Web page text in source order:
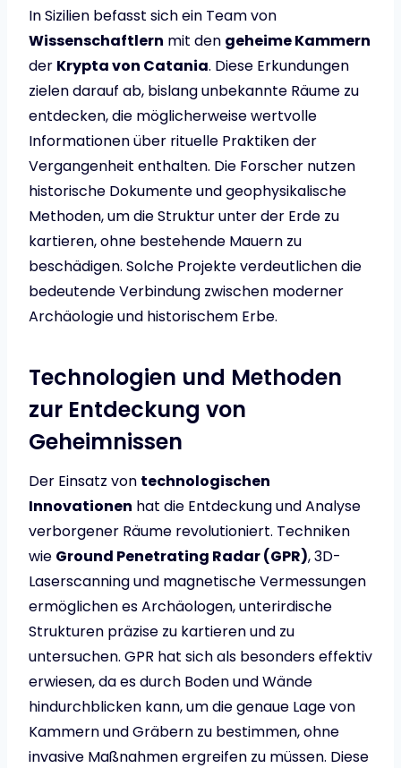
In Sizilien befasst sich ein Team von
Wissenschaftlern mit den geheime Kammern
der Krypta von Catania. Diese Erkundungen
zielen darauf ab, bislang unbekannte Räume zu
entdecken, die möglicherweise wertvolle
Informationen über rituelle Praktiken der
Vergangenheit enthalten. Die Forscher nutzen
historische Dokumente und geophysikalische
Methoden, um die Struktur unter der Erde zu
kartieren, ohne bestehende Mauern zu
beschädigen. Solche Projekte verdeutlichen die
bedeutende Verbindung zwischen moderner
Archäologie und historischem Erbe.
Technologien und Methoden
zur Entdeckung von
Geheimnissen
Der Einsatz von technologischen
Innovationen hat die Entdeckung und Analyse
verborgener Räume revolutioniert. Techniken
wie Ground Penetrating Radar (GPR), 3D-
Laserscanning und magnetische Vermessungen
ermöglichen es Archäologen, unterirdische
Strukturen präzise zu kartieren und zu
untersuchen. GPR hat sich als besonders effektiv
erwiesen, da es durch Boden und Wände
hindurchblicken kann, um die genaue Lage von
Kammern und Gräbern zu bestimmen, ohne
invasive Maßnahmen ergreifen zu müssen. Diese